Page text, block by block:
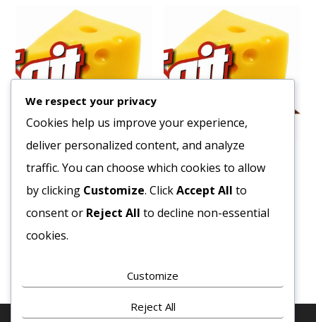
Liszt BL- 55 1kg.
380Ft
Bruttó egység ár:ft/kg.
Aroma Dawn Vanília 1kg
14401Ft
Bruttó egység ár:ft/db.
We respect your privacy
Cookies help us improve your experience,
deliver personalized content, and analyze
traffic. You can choose which cookies to allow
by clicking Customize. ClickAccept All to
consent or Reject All to decline non-essential
cookies.
Customize
Reject All